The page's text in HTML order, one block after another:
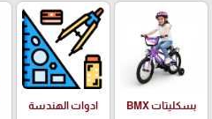
بسكليتات BMX ادوات الهندسة